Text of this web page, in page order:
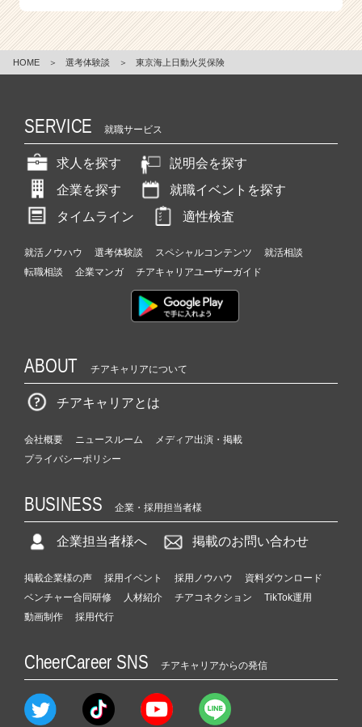
HOME ＞ 選考体験談 ＞ 東京海上日動火災保険
SERVICE 就職サービス
求人を探す
説明会を探す
企業を探す
就職イベントを探す
タイムライン
適性検査
就活ノウハウ 選考体験談 スペシャルコンテンツ
就活相談
転職相談
企業マンガ チアキャリアユーザーガイド
ABOUT チアキャリアについて
チアキャリアとは
会社概要 ニュースルーム
メディア出演・掲載
プライバシーポリシー
BUSINESS 企業・採用担当者様
企業担当者様へ 掲載のお問い合わせ
掲載企業様の声 採用イベント 採用ノウハウ
資料ダウンロード
ベンチャー合同研修
人材紹介 チアコネクション
TikTok運用
動画制作
採用代行
CheerCareer SNS チアキャリアからの発信